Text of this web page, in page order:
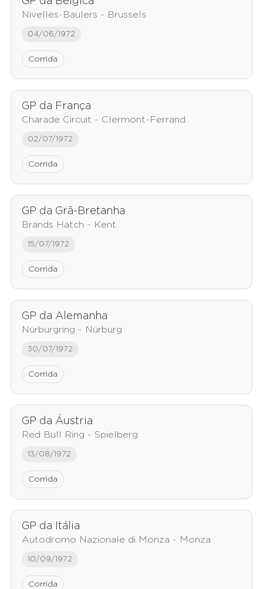
Nivelles-Baulers - Brussels
04/06/1972
Corrida
GP da França
Charade Circuit - Clermont-Ferrand
02/07/1972
Corrida
GP da Grã-Bretanha
Brands Hatch - Kent
15/07/1972
Corrida
GP da Alemanha
Nürburgring - Nürburg
30/07/1972
Corrida
GP da Áustria
Red Bull Ring - Spielberg
13/08/1972
Corrida
GP da Itália
Autodromo Nazionale di Monza - Monza
10/09/1972
Corrida